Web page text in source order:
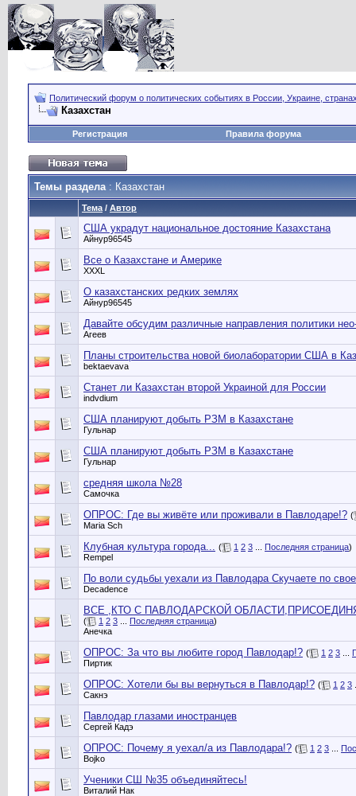
Политический форум о политических событиях в России, Украине,
Казахстан
Регистрация Правила форума
Темы раздела: Казахстан
Тема / Автор
США украдут национальное достояние Казахстана
Айнур96545
Все о Казахстане и Америке
XXXL
О казахстанских редких землях
Айнур96545
Давайте обсудим различные направления политики
Агеев
Планы строительства новой биолаборатории США в
bektaevava
Станет ли Казахстан второй Украиной для России
indvdium
США планируют добыть РЗМ в Казахстане
Гульнар
США планируют добыть РЗМ в Казахстане
Гульнар
средняя школа №28
Самочка
ОПРОС: Где вы живёте или проживали в Павлодаре!? (
Maria Sch
Клубная культура города... ( 1 2 3 Последняя страница)
Rempel
По воли судьбы уехали из Павлодара Скучаете по
Decadence
ВСЕ ,КТО С ПАВЛОДАРСКОЙ
( 1 2 3 Последняя страница)
Анечка
ОПРОС: За что вы любите город Павлодар!? ( 1 2 3
Пиртик
ОПРОС: Хотели бы вы вернуться в Павлодар!? ( 1 2 3
Сакнэ
Павлодар глазами иностранцев
Сергей Кадэ
ОПРОС: Почему я уехал/а из Павлодара!? ( 1 2 3
Bojko
Ученики СШ №35 объединяйтесь!
Виталий Нак